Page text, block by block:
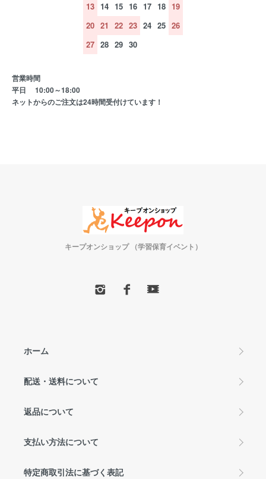
13 14 15 16 17 18 19
20 21 22 23 24 25 26
27 28 29 30
営業時間
平日 10:00～18:00
ネットからのご注文は24時間受付けています！
キープオンショップ （学習保育イベント）
ホーム
配送・送料について
返品について
支払い方法について
特定商取引法に基づく表記